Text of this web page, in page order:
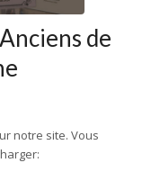
de
notre site. Vous